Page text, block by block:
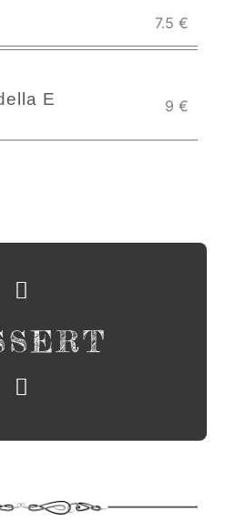
7.5 €
E
9 €